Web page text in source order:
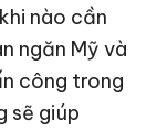
nào cần
ngăn Mỹ và
công trong
sẽ giúp